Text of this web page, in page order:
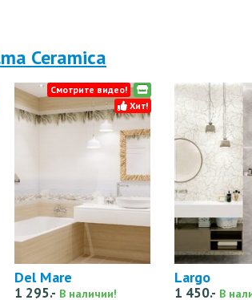
Ceramica
Del Mare
1 295.- В наличии!
Смотрите видео!
Хит!
Largo
1 450.- В